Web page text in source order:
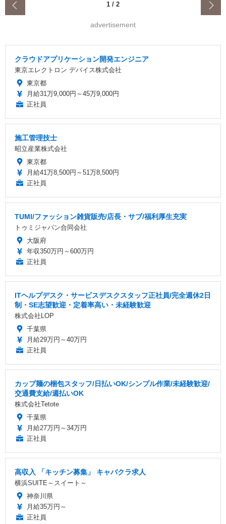
1 / 2
advertisement
クラウドアプリケーション開発エンジニア
東京エレクトロン デバイス株式会社
東京都
月給31万9,000円～45万9,000円
正社員
施工管理技士
昭立産業株式会社
東京都
月給41万8,500円～51万8,500円
正社員
TUMI/ファッション雑貨販売/店長・サブ/福利厚生充実
トゥミジャパン合同会社
大阪府
年収350万円～600万円
正社員
ITヘルプデスク・サービスデスクスタッフ正社員/完全週休2日
制・SE志望歓迎・定着率高い・未経験歓迎
株式会社LOP
千葉県
月給29万円～40万円
正社員
カップ麺の梱包スタッフ/日払いOK/シンプル作業/未経験歓迎/
交通費支給/週払いOK
株式会社Tetote
千葉県
月給27万円～34万円
正社員
高収入 「キッチン募集」 キャバクラ求人
横浜SUITE～スイート～
神奈川県
月給35万円～
正社員